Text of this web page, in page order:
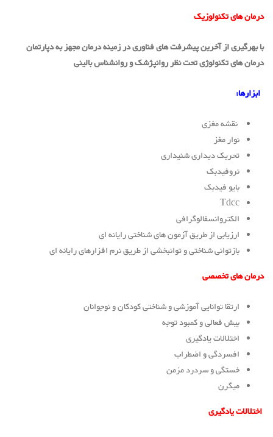
درمان های تکنولوزیک
با بهرگیری از آخرین پیشرفت های فناوری در زمینه درمان مجهز به دپارتمان
درمان های تکنولوژی تحت نظر روانپژشک و روانشناس بالینی
ابزارها:
نقشه مغزی
نوار مغز
تحریک دیداری شنیداری
نروفیدبک
بایو فیدبک
Tdcc
الکتروانسفالوگرافی
ارزیابی از طریق آزمون های شناختی رایانه ای
بازتوانی شناختی و توانبخشی از طریق نرم افزارهای رایانه ای
درمان های تخصصی
ارتقا توانایی آموزشی و شناختی کودکان و نوجوانان
بیش فعالی و کمبود توجه
اختلالات یادگیری
افسردگی و اضطراب
خستگی و سردرد مزمن
میگرن
اختلالات یادگیری